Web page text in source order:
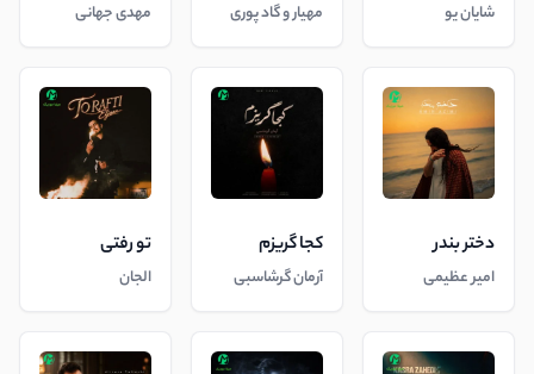
شایان یو مهیار و گاد پوری مهدی جهانی
دختر بندر
امیر عظیمی
کجا گریزم
آرمان گرشاسبی
تو رفتی
الجان